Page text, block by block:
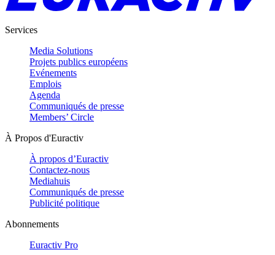
Services
Media Solutions
Projets publics européens
Evénements
Emplois
Agenda
Communiqués de presse
Members’ Circle
À Propos d'Euractiv
À propos d’Euractiv
Contactez-nous
Mediahuis
Communiqués de presse
Publicité politique
Abonnements
Euractiv Pro